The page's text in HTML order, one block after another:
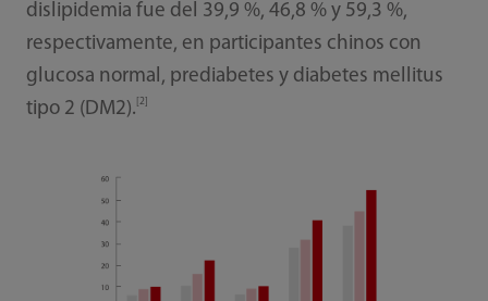
dislipidemia fue del 39,9 %, 46,8 % y 59,3 %,
respectivamente, en participantes chinos con
glucosa normal, prediabetes y diabetes mellitus
tipo 2 (DM2). [2]